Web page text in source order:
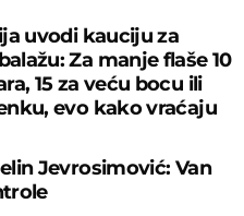
uvodi kauciju za
Za manje flaše 10
15 za veću bocu ili
evo kako vraćaju
Jevrosimović: Van